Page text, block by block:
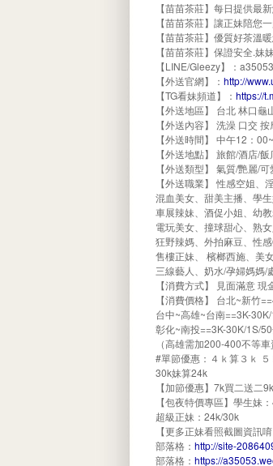
【苗苗茶莊】每日提供最
【苗苗茶莊】讓正妹陪您
【苗苗茶莊】優質好茶溫
【苗苗茶莊】保證安全.妹
【LINE/Gleezy】：
【外送官網】： http://
【TG看妹頻道】： https://
【外送地區】 台北 林口
【外送內容】 洗澡 口交
【外送時間】 中午12：
【外送地點】 旅館/酒店/
【外送類型】 氣質/艷麗/
【外送職業】 性感空姐、
混血美女、甜美主播、學
車展辣妹、酒促小姐、幼
電玩美女、撞球甜心、熟
狂野辣媽、外拍麻豆、性
售樓正妹、 檳榔西施、美
三線藝人、奶水/孕婦媽媽/
【消費方式】 見面滿意 現
【消費價格】 台北~新竹
台中~高雄~台南==3K-
彰化~南投==3K-30K/1S/
（高雄需加200-400不等車
#單節優惠：４ｋ算３ｋ
30k妹算24k
【加節優惠】7k買二送二
【包夜特價專區】學生妹
超級正妹：24k/30k
【更多正妹看照截圖資訊唷
部落格： http://site-
部落格： https://